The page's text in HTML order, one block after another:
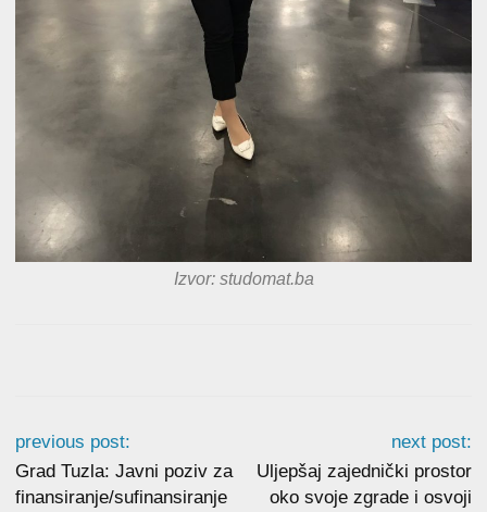
Izvor: studomat.ba
previous post:
Grad Tuzla: Javni poziv za
finansiranje/sufinansiranje
next post:
Uljepšaj zajednički prostor
oko svoje zgrade i osvoji